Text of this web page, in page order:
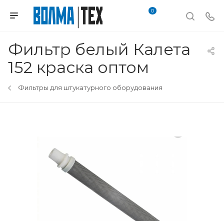
0
Фильтр белый Калета
152 краска оптом
Фильтры для штукатурного оборудования